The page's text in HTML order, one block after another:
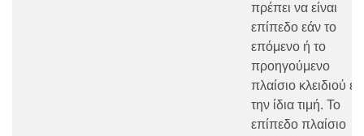
πρέπει να είναι
επίπεδο εάν το
επόμενο ή το
προηγούμενο
πλαίσιο κλειδιού
την ίδια τιμή. Το
επίπεδο πλαίσιο